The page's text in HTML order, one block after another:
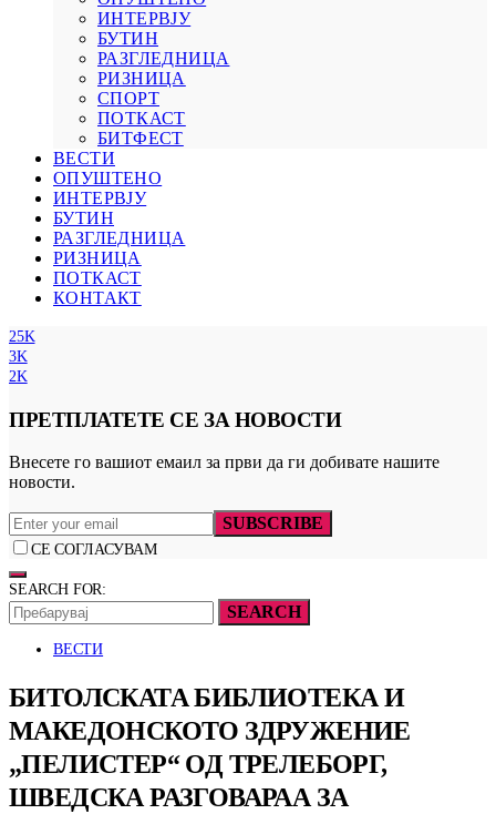
ИНТЕРВЈУ
БУТИН
РАЗГЛЕДНИЦА
РИЗНИЦА
СПОРТ
ПОТКАСТ
БИТФЕСТ
ВЕСТИ
ОПУШТЕНО
ИНТЕРВЈУ
БУТИН
РАЗГЛЕДНИЦА
РИЗНИЦА
ПОТКАСТ
КОНТАКТ
25K
3K
2K
ПРЕТПЛАТЕТЕ СЕ ЗА НОВОСТИ
Внесете го вашиот емаил за први да ги добивате нашите
новости.
SUBSCRIBE
СЕ СОГЛАСУВАМ
SEARCH FOR:
SEARCH
ВЕСТИ
БИТОЛСКАТА БИБЛИОТЕКА И
МАКЕДОНСКОТО ЗДРУЖЕНИЕ
„ПЕЛИСТЕР“ ОД ТРЕЛЕБОРГ,
ШВЕДСКА РАЗГОВАРАА ЗА